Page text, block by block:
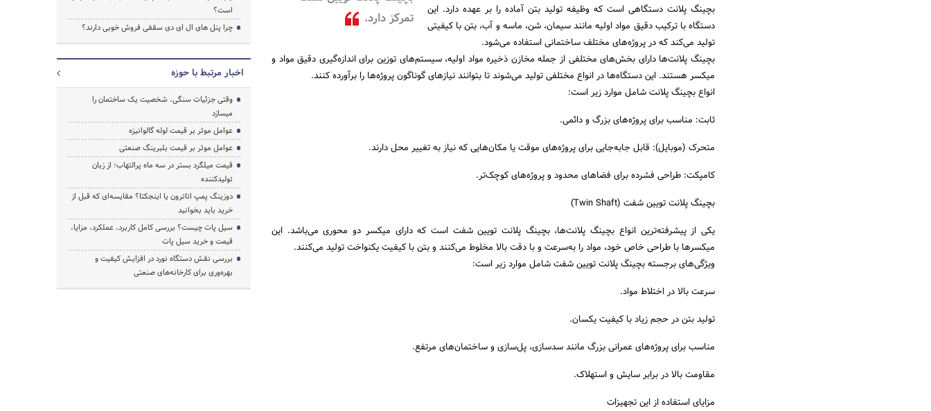
تمرکز دارد.
بچینگ پلانت دستگاهی است که وظیفه تولید بتن آماده را بر عهده دارد. این
دستگاه با ترکیب دقیق مواد اولیه مانند سیمان، شن، ماسه و آب، بتن با کیفیتی
تولید می‌کند که در پروژه‌های مختلف ساختمانی استفاده می‌شود.
بچینگ پلانت‌ها دارای بخش‌های مختلفی از جمله مخازن ذخیره مواد اولیه، سیستم‌های توزین برای اندازه‌گیری دقیق مواد و
میکسر هستند. این دستگاه‌ها در انواع مختلفی تولید می‌شوند تا بتوانند نیازهای گوناگون پروژه‌ها را برآورده کنند.
انواع بچینگ پلانت شامل موارد زیر است:
ثابت: مناسب برای پروژه‌های بزرگ و دائمی.
متحرک (موبایل): قابل جابه‌جایی برای پروژه‌های موقت یا مکان‌هایی که نیاز به تغییر محل دارند.
کامپکت: طراحی فشرده برای فضاهای محدود و پروژه‌های کوچک‌تر.
بچینگ پلانت تویین شفت (Twin Shaft)
یکی از پیشرفته‌ترین انواع بچینگ پلانت‌ها، بچینگ پلانت تویین شفت است که دارای میکسر دو محوری می‌باشد. این
میکسرها با طراحی خاص خود، مواد را به‌سرعت و با دقت بالا مخلوط می‌کنند و بتن با کیفیت یکنواخت تولید می‌کنند.
ویژگی‌های برجسته بچینگ پلانت تویین شفت شامل موارد زیر است:
سرعت بالا در اختلاط مواد.
تولید بتن در حجم زیاد با کیفیت یکسان.
مناسب برای پروژه‌های عمرانی بزرگ مانند سدسازی، پل‌سازی و ساختمان‌های مرتفع.
مقاومت بالا در برابر سایش و استهلاک.
مزایای استفاده از این تجهیزات
است؟
چرا پنل های ال ای دی سقفی فروش خوبی دارند؟
اخبار مرتبط با حوزه
وقتی جزئیات سنگی، شخصیت یک ساختمان را
میسازد
عوامل موثر بر قیمت لوله گالوانیزه
عوامل موثر بر قیمت بلبرینگ صنعتی
قیمت میلگرد بستر در سه ماه پرالتهاب؛ از زبان
تولیدکننده
دوزینگ پمپ اتاترون یا اینجکتا؟ مقایسه‌ای که قبل از
خرید باید بخوانید
سیل پات چیست؟ بررسی کامل کاربرد، عملکرد، مزایا،
قیمت و خرید سیل پات
بررسی نقش دستگاه نورد در افزایش کیفیت و
بهره‌وری برای کارخانه‌های صنعتی